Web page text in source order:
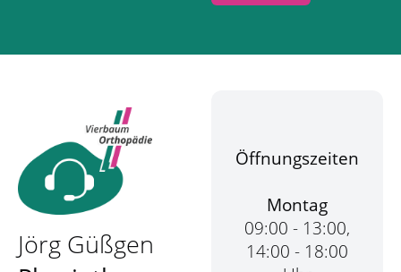
Jörg Güßgen
Öffnungszeiten
Montag
09:00 - 13:00,
14:00 - 18:00